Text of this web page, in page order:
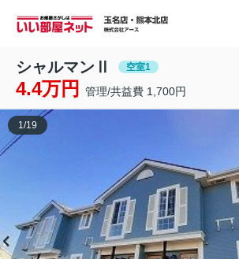
シャルマンⅡ 空室1
4.4万円 管理/共益費 1,700円
1 /19